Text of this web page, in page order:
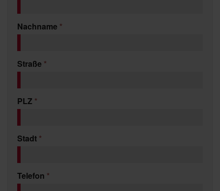
Nachname *
Straße *
PLZ *
Stadt *
Telefon *